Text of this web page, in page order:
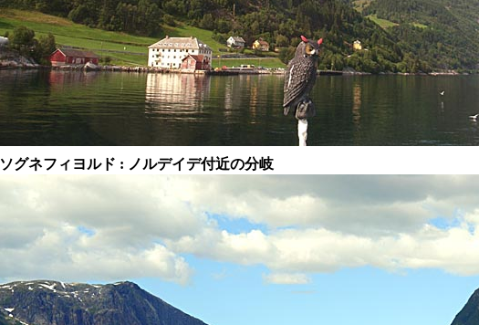
ソグネフィヨルド : ノルデイデ付近の分岐